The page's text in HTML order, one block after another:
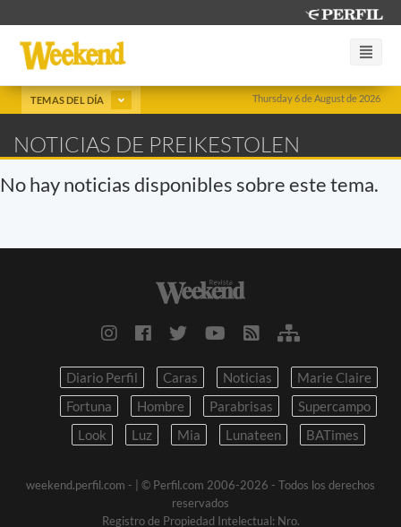
Thursday 6 de August de 2026
TEMAS DEL DÍA
NOTICIAS DE PREIKESTOLEN
No hay noticias disponibles sobre este tema.
Diario Perfil Caras Noticias
Marie Claire
Fortuna
Hombre Parabrisas
Supercampo
Look
Luz Mia Lunateen BATimes
weekend.perfil.com -
| © Perfil.com 2006-2026 - Todos los derechos
reservados
Registro de Propiedad Intelectual: Nro.